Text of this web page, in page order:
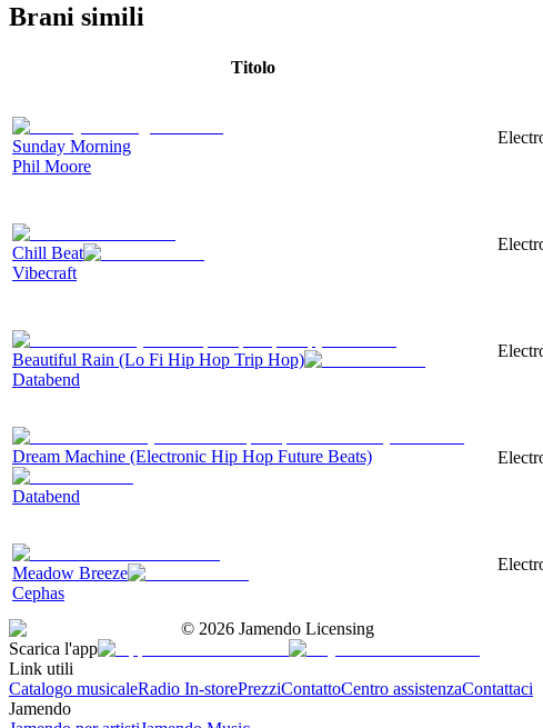
Brani simili
Titolo
Sunday Morning
Phil Moore
Chill Beat
Vibecraft
Beautiful Rain (Lo Fi Hip Hop Trip Hop)
Databend
Dream Machine (Electronic Hip Hop Future Beats)
Databend
Meadow Breeze
Cephas
© 2026 Jamendo Licensing
Scarica l'app
Link utili
Catalogo musicaleRadio In-storePrezziContattoCentro assistenzaContattaci
Jamendo